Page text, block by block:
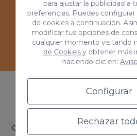
para ajustar la publicidad a
preferencias. Puedes
de cookies a continuación.
modificar tus opciones de
cualquier momento visitando
de Cookies y obtener más
haciendo clic en:
Configurar
Rechazar
Ver casos de éxitos
¿Qué es Google
Google Shopping es el servicio